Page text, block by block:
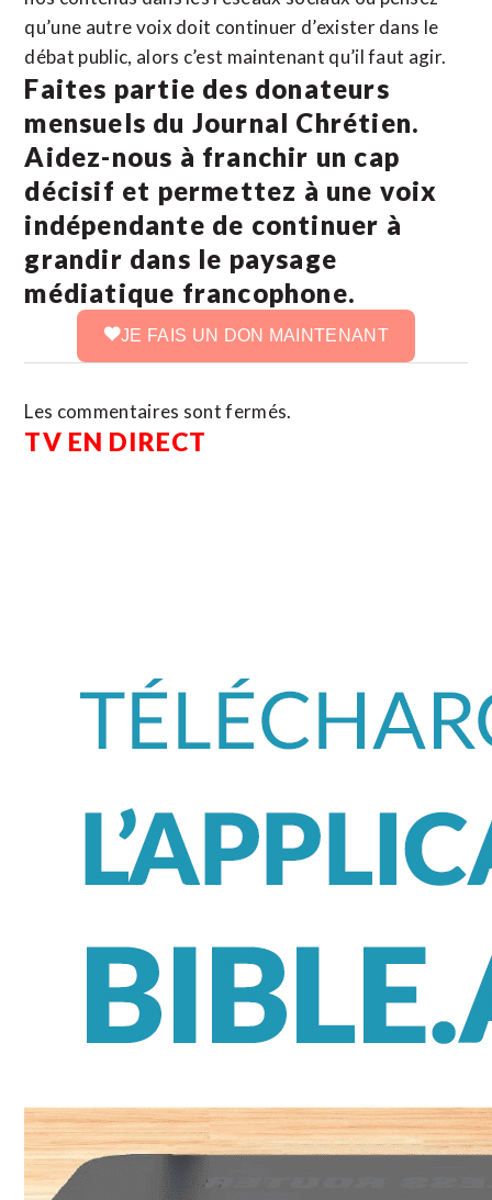
qu’une autre voix doit continuer d’exister dans le
débat public, alors c’est maintenant qu’il faut agir.
Faites partie des donateurs
mensuels du Journal Chrétien.
Aidez-nous à franchir un cap
décisif et permettez à une voix
indépendante de continuer à
grandir dans le paysage
médiatique francophone.
JE FAIS UN DON MAINTENANT
Les commentaires sont fermés.
TV EN DIRECT